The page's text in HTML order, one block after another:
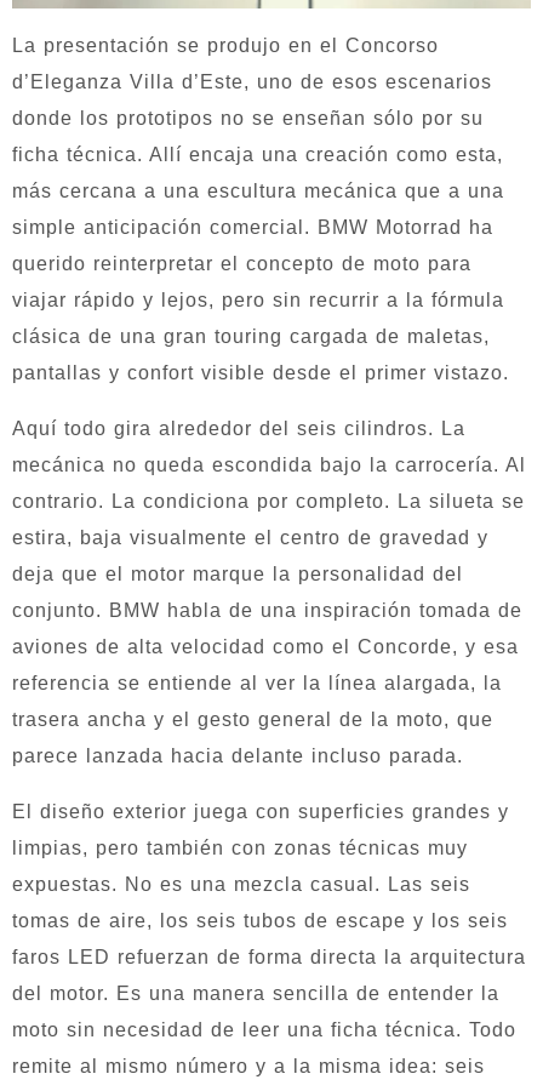
La presentación se produjo en el Concorso
d’Eleganza Villa d’Este, uno de esos escenarios
donde los prototipos no se enseñan sólo por su
ficha técnica. Allí encaja una creación como esta,
más cercana a una escultura mecánica que a una
simple anticipación comercial. BMW Motorrad ha
querido reinterpretar el concepto de moto para
viajar rápido y lejos, pero sin recurrir a la fórmula
clásica de una gran touring cargada de maletas,
pantallas y confort visible desde el primer vistazo.
Aquí todo gira alrededor del seis cilindros. La
mecánica no queda escondida bajo la carrocería. Al
contrario. La condiciona por completo. La silueta se
estira, baja visualmente el centro de gravedad y
deja que el motor marque la personalidad del
conjunto. BMW habla de una inspiración tomada de
aviones de alta velocidad como el Concorde, y esa
referencia se entiende al ver la línea alargada, la
trasera ancha y el gesto general de la moto, que
parece lanzada hacia delante incluso parada.
El diseño exterior juega con superficies grandes y
limpias, pero también con zonas técnicas muy
expuestas. No es una mezcla casual. Las seis
tomas de aire, los seis tubos de escape y los seis
faros LED refuerzan de forma directa la arquitectura
del motor. Es una manera sencilla de entender la
moto sin necesidad de leer una ficha técnica. Todo
remite al mismo número y a la misma idea: seis